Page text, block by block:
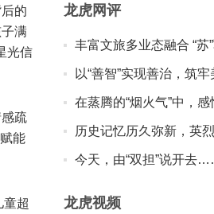
的
满
光信
疏
能
童超
龙虎网评
丰富文旅多业态融合 “苏
以“善智”实现善治，筑
在蒸腾的“烟火气”中，
历史记忆历久弥新，英
今天，由“双担”说开去
龙虎视频